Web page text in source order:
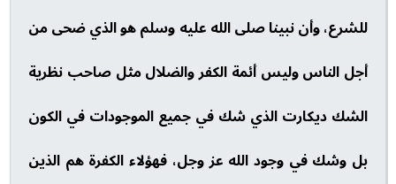
للشرع، وأن نبينا صلى الله عليه وسلم هو الذي ضحى من
أجل الناس وليس أئمة الكفر والضلال مثل صاحب نظرية
الشك ديكارت الذي شك في جميع الموجودات في الكون
بل وشك في وجود الله عز وجل، فهؤلاء الكفرة هم الذين